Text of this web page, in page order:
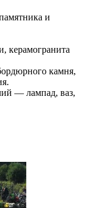
и
керамогранита
камня,
— лампад, ваз,